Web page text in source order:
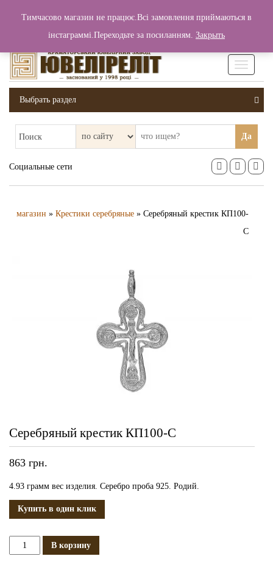
Вход / Регистрация 0 грн.
Выбрать раздел
Поиск Да
Социальные сети
магазин » Крестики серебряные » Серебряный крестик КП100-
С
Серебряный крестик КП100-С
863 грн.
4.93 грамм вес изделия. Серебро проба 925. Родий.
Купить в один клик
КоличествоВ корзину
Тимчасово магазин не працює.Всі замовлення приймаються в
інстаграммі.Переходьте за посиланням. Закрыть